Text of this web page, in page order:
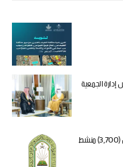
الجمعية
الشؤون الإسلامية بالمنطقة الشرقية تنفّذ أكثر من (3,700) منشط